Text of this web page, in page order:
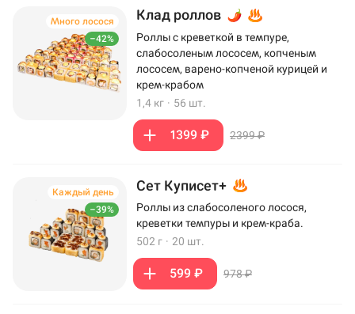
–42%
Много лосося Клад роллов
Роллы с креветкой в темпуре,
слабосоленым лососем, копченым
лососем, варено-копченой курицей и
крем-крабом
1,4 кг · 56 шт.
1399 ₽ 2399 ₽
–39%
Каждый день Сет Куписет+
Роллы из слабосоленого лосося,
креветки темпуры и крем-краба.
502 г · 20 шт.
599 ₽ 978 ₽